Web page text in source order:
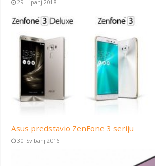
29. Lipanj 2018
Asus predstavio ZenFone 3 seriju
30. Svibanj 2016